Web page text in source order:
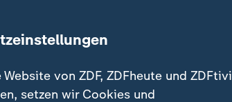
von ZDF, ZDFheute und ZDFtivi
setzen wir Cookies und